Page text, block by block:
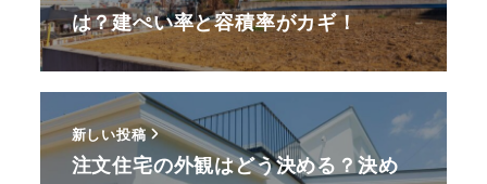
は？建ぺい率と容積率がカギ！
新しい投稿
注文住宅の外観はどう決める？決め